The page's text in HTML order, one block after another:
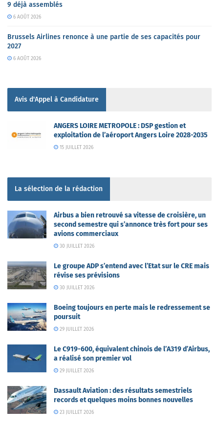
9 déjà assemblés
6 AOÛT 2026
Brussels Airlines renonce à une partie de ses capacités pour
2027
6 AOÛT 2026
Avis d'Appel à Candidature
ANGERS LOIRE METROPOLE : DSP gestion et
exploitation de l’aéroport Angers Loire 2028-2035
15 JUILLET 2026
La sélection de la rédaction
Airbus a bien retrouvé sa vitesse de croisière, un
second semestre qui s’annonce très fort pour ses
avions commerciaux
30 JUILLET 2026
Le groupe ADP s’entend avec l’Etat sur le CRE mais
révise ses prévisions
30 JUILLET 2026
Boeing toujours en perte mais le redressement se
poursuit
29 JUILLET 2026
Le C919-600, équivalent chinois de l’A319 d’Airbus,
a réalisé son premier vol
29 JUILLET 2026
Dassault Aviation : des résultats semestriels
records et quelques moins bonnes nouvelles
23 JUILLET 2026